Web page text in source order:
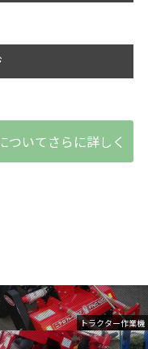
トラクター作業機
ついてさらに詳しく